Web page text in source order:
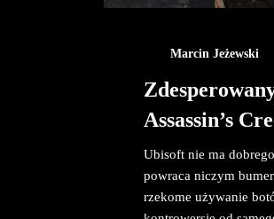
Marcin Jeżewski
Assassin’s
Ubisoft nie ma
powraca niczym
rzekome używanie